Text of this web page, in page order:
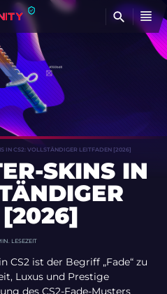
IN CS2: VOLLSTÄNDIGER LEITFADEN [2026]
SKINS IN
[2026]
LESEZEIT
CS2 ist der Begriff „Fade“ zu
Luxus und Prestige
des CS2-Fade-Musters